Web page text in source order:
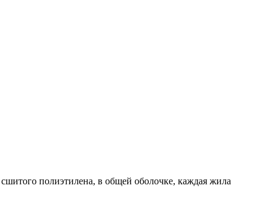
полиэтилена, в общей оболочке, каждая жила